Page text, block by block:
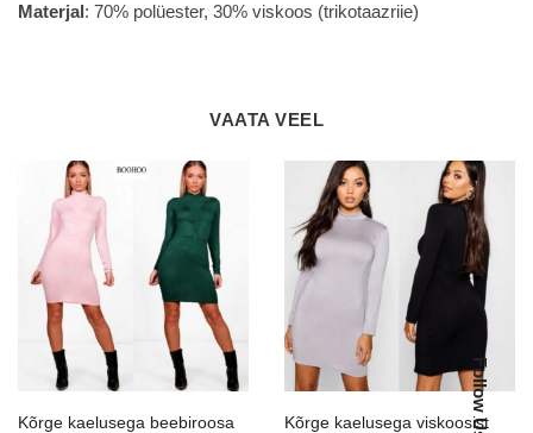
Materjal : 70% polüester, 30% viskoos (trikotaazriie)
VAATA VEEL
Kõrge kaelusega beebiroosa Kõrge kaelusega viskoosist
Follow Us: